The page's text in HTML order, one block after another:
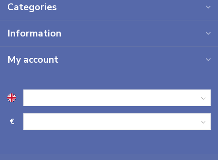
Categories
Information
My account
€